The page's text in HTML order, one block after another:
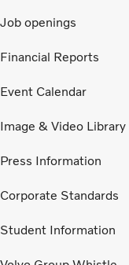
Job openings
Financial Reports
Event Calendar
Image & Video Library
Press Information
Corporate Standards
Student Information